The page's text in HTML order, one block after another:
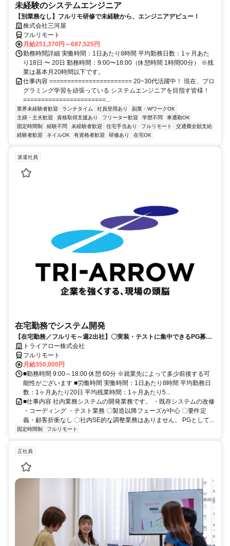
未経験のシステムエンジニア
【別業務なし】フルリモ研修で未経験から、エンジニアデビュー！
株式会社三河屋
フルリモート
月給251,370円～687,525円
勤務時間詳細 実働時間：1日あたり8時間 平均勤務日数：1ヶ月あた
り18日 〜 20日 勤務時間：9:00〜18:00（休憩時間 1時間00分） ※残
業は基本月20時間以下です。
仕事内容 ======================= 20−30代活躍中！ 現在、プロ
グラミング学習を頑張っている システムエンジニアを目指す皆様！
=======================...
業界未経験者歓迎 ランチタイム 社員登用あり
副業・WワークOK
主婦・主夫歓迎
資格取得支援あり フリーター歓迎 学歴不問
車通勤OK
固定時間制
経験不問 未経験者歓迎 住宅手当あり フルリモート
交通費全額支給
経験者歓迎
ネイルOK 有資格者歓迎 研修あり 在宅OK
派遣社員
在宅勤務でシステム開発
【在宅勤務／フルリモ～週2出社】〇実装・テストに集中できるPG募集
〇業務用端末貸与あり
トライアロー株式会社
フルリモート
月給350,000円
■勤務時間 9:00～18:00 休憩 60分 ※就業先によって多少前後する可
能性がございます ■労働時間 実働時間：1日あたり8時間 平均勤務日
数：1ヶ月あたり20日 平均残業時間：1ヶ月あたり5...
■仕事内容 社内業務システムの開発業務です。 ・既存システムの改修
・コーディング ・テスト業務 〇製造以降フェーズが中心 〇要件定
義・顧客折衝なし 〇社内SE的な調整業務はありません。 PGとして...
固定時間制 フルリモート
正社員